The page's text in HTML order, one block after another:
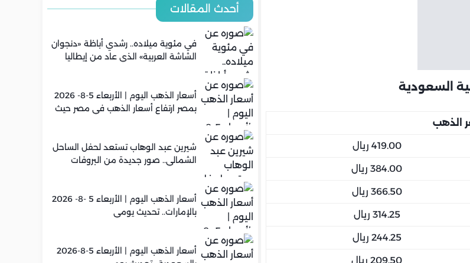
الذهب
419.00 ريال
384.00 ريال
366.50 ريال
314.25 ريال
244.25 ريال
209.50 ريال
أحدث المقالات
في مئوية ميلاده.. رشدي أباظة «دنجوان
الشاشة العربية» الذي عاد من إيطاليا
أسعار الذهب اليوم | الأربعاء 5-8- 2026
بمصر ارتفاع أسعار الذهب في مصر حيث
شيرين عبد الوهاب تستعد لحفل الساحل
الشمالي.. صور جديدة من البروفات
أسعار الذهب اليوم | الأربعاء 5 -8- 2026
بالإمارات.. تحديث يومي
أسعار الذهب اليوم | الأربعاء 5-8-2026